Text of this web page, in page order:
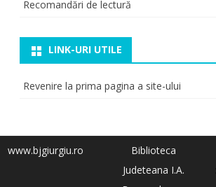
Recomandări de lectură
LINK-URI UTILE
Revenire la prima pagina a site-ului
www.bjgiurgiu.ro
Biblioteca
Judeteana I.A.